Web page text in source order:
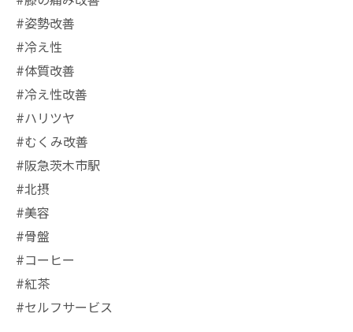
#姿勢改善
#冷え性
#体質改善
#冷え性改善
#ハリツヤ
#むくみ改善
#阪急茨木市駅
#北摂
#美容
#骨盤
#コーヒー
#紅茶
#セルフサービス